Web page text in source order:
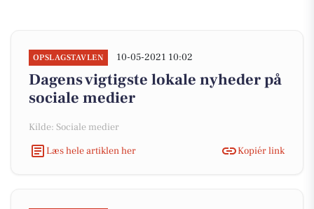
OPSLAGSTAVLEN 10-05-2021 10:02
Dagens vigtigste lokale nyheder på
sociale medier
Kilde: Sociale medier
Læs hele artiklen her
Kopiér link